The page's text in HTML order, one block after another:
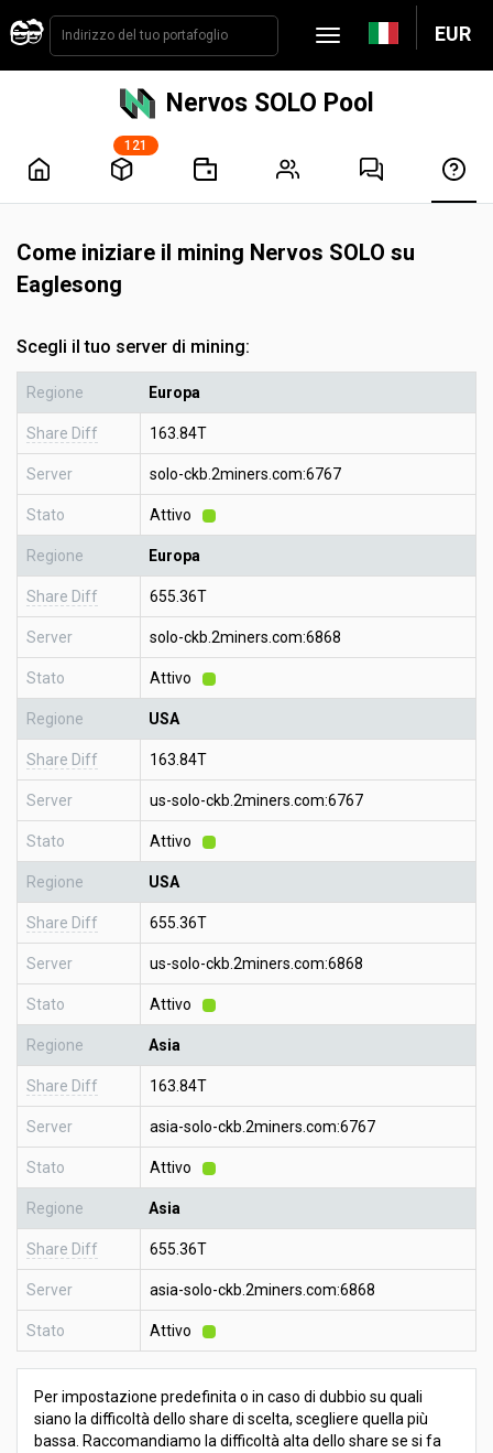
EUR
Nervos SOLO Pool
121
Come iniziare il mining Nervos SOLO su
Eaglesong
Scegli il tuo server di mining:
Regione Europa
Share Diff 163.84T
Server solo-ckb.2miners.com:6767
Stato Attivo
Regione Europa
Share Diff 655.36T
Server solo-ckb.2miners.com:6868
Stato Attivo
Regione USA
Share Diff 163.84T
Server us-solo-ckb.2miners.com:6767
Stato Attivo
Regione USA
Share Diff 655.36T
Server us-solo-ckb.2miners.com:6868
Stato Attivo
Regione Asia
Share Diff 163.84T
Server asia-solo-ckb.2miners.com:6767
Stato Attivo
Regione Asia
Share Diff 655.36T
Server asia-solo-ckb.2miners.com:6868
Stato Attivo
Per impostazione predefinita o in caso di dubbio su quali
siano la difficoltà dello share di scelta, scegliere quella più
bassa. Raccomandiamo la difficoltà alta dello share se si fa